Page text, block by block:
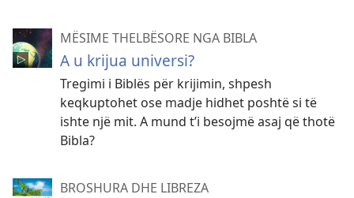
MËSIME THELBËSORE NGA BIBLA
A u krijua universi?
Tregimi i Biblës për krijimin, shpesh
keqkuptohet ose madje hidhet poshtë si të
ishte një mit. A mund t’i besojmë asaj që thotë
Bibla?
BROSHURA DHE LIBREZA